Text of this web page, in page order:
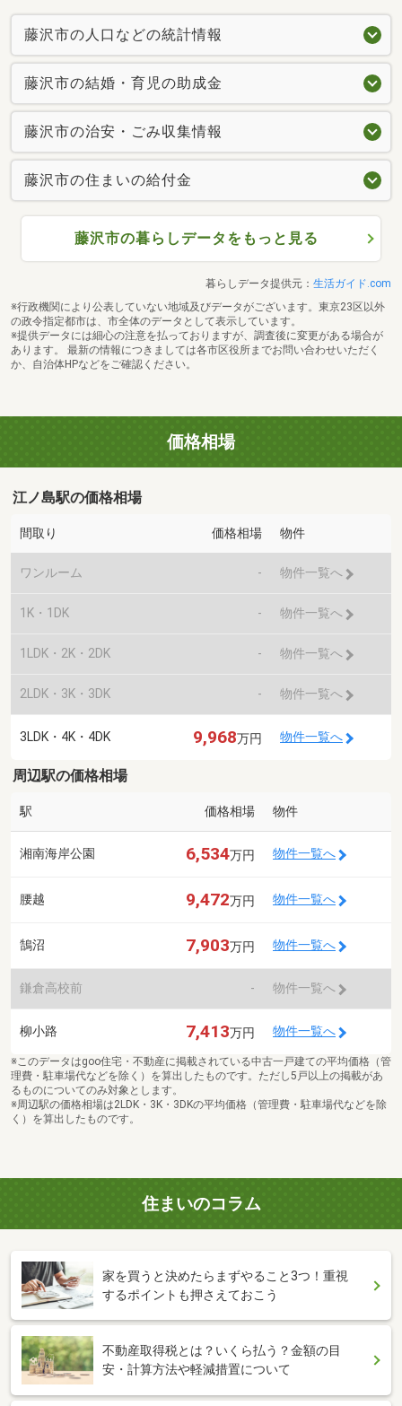
藤沢市の人口などの統計情報
藤沢市の結婚・育児の助成金
藤沢市の治安・ごみ収集情報
藤沢市の住まいの給付金
藤沢市の暮らしデータをもっと見る
暮らしデータ提供元： 生活ガイド.com
※行政機関により公表していない地域及びデータがございます。東京23区以外
の政令指定都市は、市全体のデータとして表示しています。
※提供データには細心の注意を払っておりますが、調査後に変更がある場合が
あります。 最新の情報につきましては各市区役所までお問い合わせいただく
か、自治体HPなどをご確認ください。
価格相場
江ノ島駅の価格相場
間取り 価格相場 物件
ワンルーム - 物件一覧へ
1K・1DK - 物件一覧へ
1LDK・2K・2DK - 物件一覧へ
2LDK・3K・3DK - 物件一覧へ
3LDK・4K・4DK 9,968万円 物件一覧へ
周辺駅の価格相場
駅 価格相場 物件
湘南海岸公園 6,534万円 物件一覧へ
腰越 9,472万円 物件一覧へ
鵠沼 7,903万円 物件一覧へ
鎌倉高校前 - 物件一覧へ
柳小路 7,413万円 物件一覧へ
※このデータはgoo住宅・不動産に掲載されている中古一戸建ての平均価格（管
理費・駐車場代などを除く）を算出したものです。ただし5戸以上の掲載があ
るものについてのみ対象とします。
※周辺駅の価格相場は2LDK・3K・3DKの平均価格（管理費・駐車場代などを除
く）を算出したものです。
住まいのコラム
家を買うと決めたらまずやること3つ！重視
するポイントも押さえておこう
不動産取得税とは？いくら払う？金額の目
安・計算方法や軽減措置について